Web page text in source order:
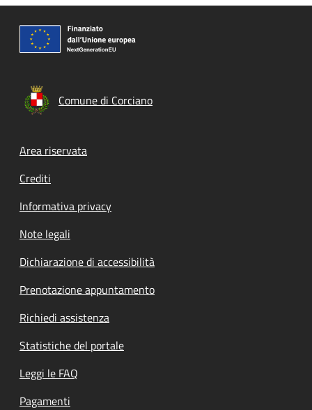
Comune di Corciano
Footer menu
Area riservata
Crediti
Informativa privacy
Note legali
Dichiarazione di accessibilità
Prenotazione appuntamento
Richiedi assistenza
Statistiche del portale
Leggi le FAQ
Pagamenti